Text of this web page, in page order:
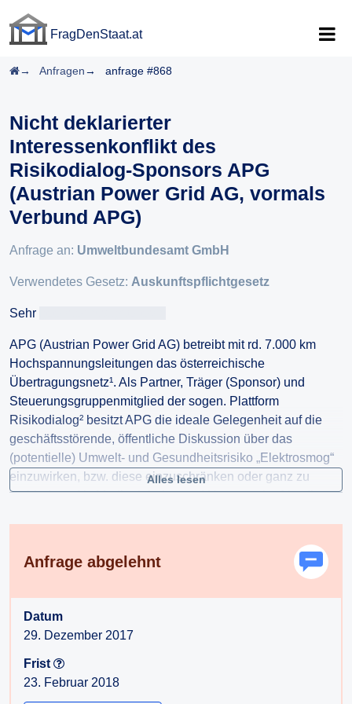
FragDenStaat.at
Startseite
Anfragen anfrage #868
Nicht deklarierter
Interessenkonflikt des
Risikodialog-Sponsors APG
(Austrian Power Grid AG, vormals
Verbund APG)
Anfrage an: Umweltbundesamt GmbH
Verwendetes Gesetz: Auskunftspflichtgesetz
Sehr
APG (Austrian Power Grid AG) betreibt mit rd. 7.000 km
Hochspannungsleitungen das österreichische
Übertragungsnetz¹. Als Partner, Träger (Sponsor) und
Steuerungsgruppenmitglied der sogen. Plattform
Risikodialog² besitzt APG die ideale Gelegenheit auf die
geschäftsstörende, öffentliche Diskussion über das
(potentielle) Umwelt- und Gesundheitsrisiko „Elektrosmog“
einzuwirken, bzw. diese einzuschränken oder ganz zu
verhindern. Als Medieninhaber und Herausgeber³ ist die
Hiermit beantrage ich gem §§ 2, 3 AuskunftspflichtG die
1.) Wie hoch waren die bisherigen finanziellen
Zuwendungen von APG an „Risikodialog“?
den offensichtlichen Interessenkonflikt von APG
hingewiesen?
Alles lesen
Anfrage abgelehnt
Datum
29. Dezember 2017
Frist
23. Februar 2018